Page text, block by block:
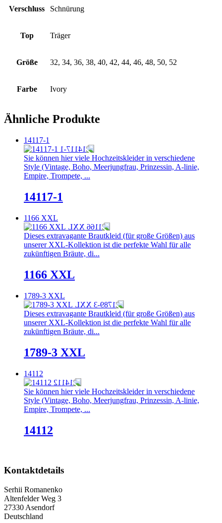
Verschluss Schnürung
Top Träger
Größe 32, 34, 36, 38, 40, 42, 44, 46, 48, 50, 52
Farbe Ivory
Ähnliche Produkte
14117-1
Sie können hier viele Hochzeitskleider in verschiedene
Style (Vintage, Boho, Meerjungfrau, Prinzessin, A-linie,
Empire, Trompete, ...
14117-1
1166 XXL
Dieses extravagante Brautkleid (für große Größen) aus
unserer XXL-Kollektion ist die perfekte Wahl für alle
zukünftigen Bräute, di...
1166 XXL
1789-3 XXL
Dieses extravagante Brautkleid (für große Größen) aus
unserer XXL-Kollektion ist die perfekte Wahl für alle
zukünftigen Bräute, di...
1789-3 XXL
14112
Sie können hier viele Hochzeitskleider in verschiedene
Style (Vintage, Boho, Meerjungfrau, Prinzessin, A-linie,
Empire, Trompete, ...
14112
Kontaktdetails
Serhii Romanenko
Altenfelder Weg 3
27330 Asendorf
Deutschland